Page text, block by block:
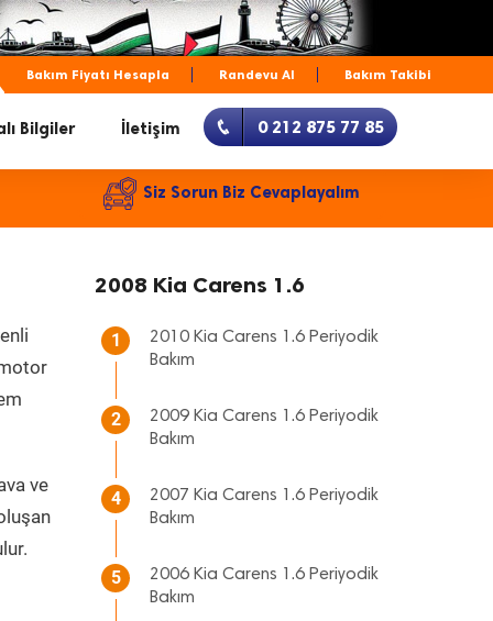
Bakım Fiyatı Hesapla Randevu Al Bakım Takibi
Bilgiler İletişim 0 212 875 77 85
Siz Sorun Biz Cevaplayalım
ve
2008 Kia Carens 1.6
1
2010 Kia Carens 1.6 Periyodik
Bakım
2
2009 Kia Carens 1.6 Periyodik
Bakım
4
2007 Kia Carens 1.6 Periyodik
Bakım
5
2006 Kia Carens 1.6 Periyodik
Bakım